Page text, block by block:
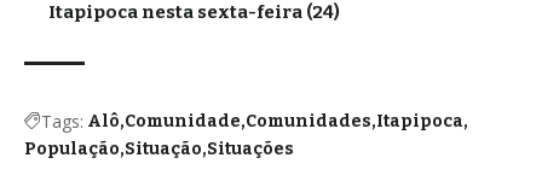
Itapipoca nesta sexta-feira (24)
Tags: Alô Comunidade Comunidades Itapipoca
População Situação Situações